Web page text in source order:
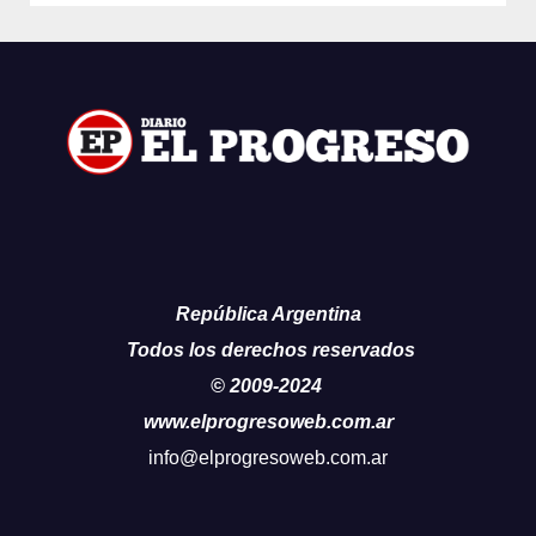
República Argentina
Todos los derechos reservados
© 2009-2024
www.elprogresoweb.com.ar
info@elprogresoweb.com.ar